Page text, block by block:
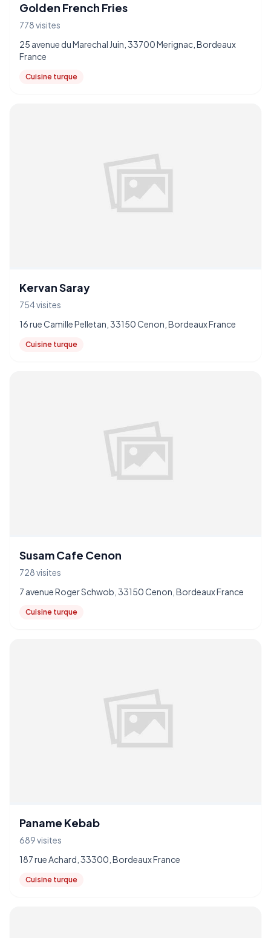
Golden French Fries
778 visites
25 avenue du Marechal Juin, 33700 Merignac, Bordeaux
France
Cuisine turque
Kervan Saray
754 visites
16 rue Camille Pelletan, 33150 Cenon, Bordeaux France
Cuisine turque
Susam Cafe Cenon
728 visites
7 avenue Roger Schwob, 33150 Cenon, Bordeaux France
Cuisine turque
Paname Kebab
689 visites
187 rue Achard, 33300, Bordeaux France
Cuisine turque